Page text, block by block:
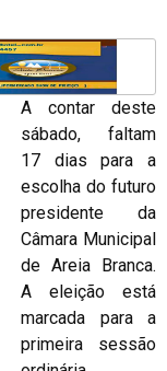
A contar deste
sábado, faltam
17 dias para a
escolha do futuro
presidente da
Câmara Municipal
de Areia Branca.
A eleição está
marcada para a
primeira sessão